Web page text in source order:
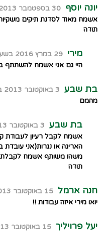
יונה יוסף 30 בספטמבר 2013 בשעה 11:40
אשמח מאוד לסדנת תיקים
תודה
מירי 29 במרץ 2016 בשעה 10:39
היי גם אני אשמח להשתתף
בת שבע 3 באוקטובר 2013 בשעה 17:35
מהמם
בת שבע 3 באוקטובר 2013 בשעה 17:39
האריגה או נגרות(אני עובדת
משהו משותף אשמח לקבלת
תודה
חנה ארמל 15 באוקטובר 2013 בשעה 13:55
יואו מירי איזה עבודות !!
יעל פרויליך 15 באוקטובר 2013 בשעה 23:45